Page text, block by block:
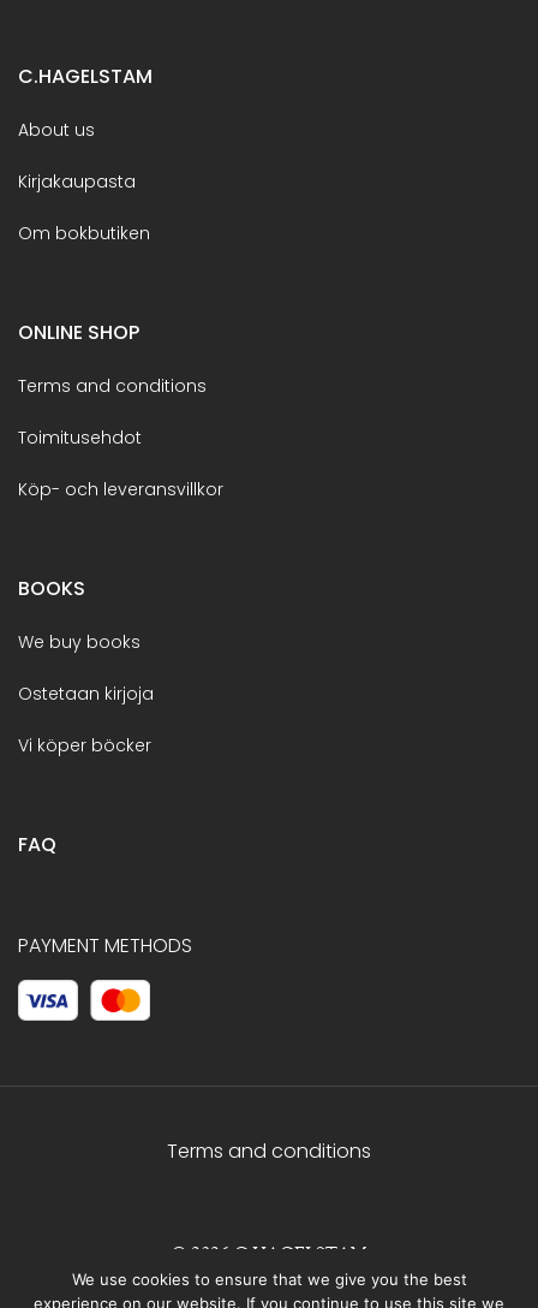
C.HAGELSTAM
About us
Kirjakaupasta
Om bokbutiken
ONLINE SHOP
Terms and conditions
Toimitusehdot
Köp- och leveransvillkor
BOOKS
We buy books
Ostetaan kirjoja
Vi köper böcker
FAQ
PAYMENT METHODS
Terms and conditions
© 2026 C.HAGELSTAM
We use cookies to ensure that we give you the best
experience on our website. If you continue to use this site we